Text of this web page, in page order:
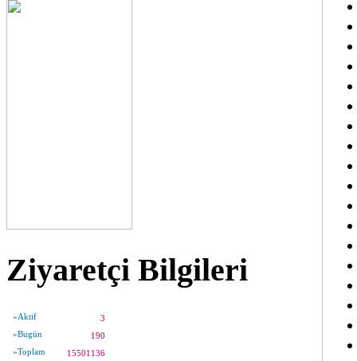
Ziyaretçi Bilgileri
»Aktif
3
»Bugün
190
»Toplam
15501136